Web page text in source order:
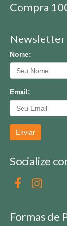
Compra
Newsletter
Nome:
Email:
Enviar
Socialize
Formas de